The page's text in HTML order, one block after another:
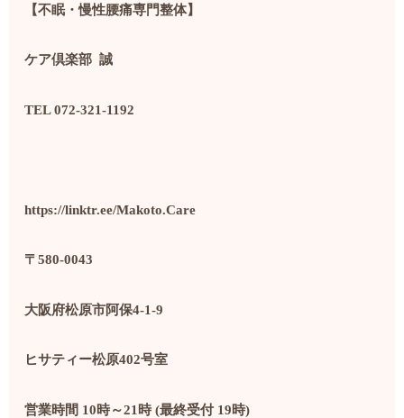
【不眠・慢性腰痛専門整体】
ケア倶楽部 誠
TEL 072-321-1192
https://linktr.ee/Makoto.Care
〒580-0043
大阪府松原市阿保4-1-9
ヒサティー松原402号室
営業時間 10時～21 時 (最終受付19時)